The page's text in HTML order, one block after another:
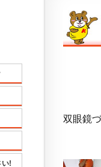
い!
双眼鏡